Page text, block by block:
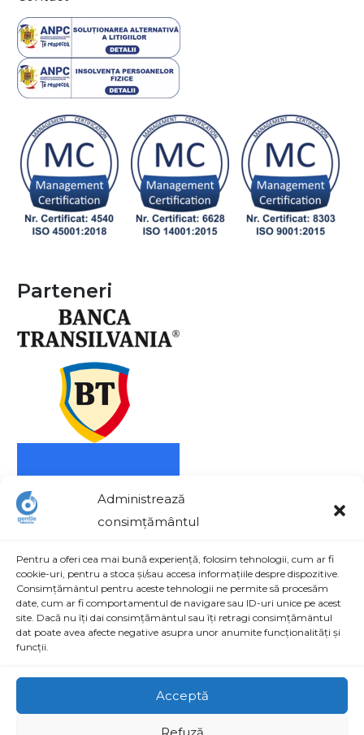
Administrează
consimțământul
Pentru a oferi cea mai bună experiență, folosim tehnologii, cum ar fi
cookie-uri, pentru a stoca și/sau accesa informațiile despre dispozitive.
Consimțământul pentru aceste tehnologii ne permite să procesăm
date, cum ar fi comportamentul de navigare sau ID-uri unice pe acest
site. Dacă nu îți dai consimțământul sau îți retragi consimțământul
dat poate avea afecte negative asupra unor anumite funcționalități și
funcții.
Acceptă
Refuză
Parteneri
Contact